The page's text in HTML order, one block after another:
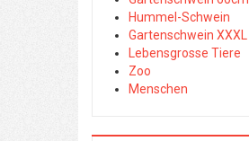
Hummel-Schwein
Gartenschwein XXXL
Lebensgrosse Tiere
Zoo
Menschen